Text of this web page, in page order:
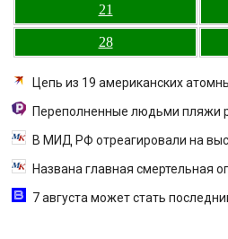
21
28
Цепь из 19 американских
Переполненные людьми пляжи
В МИД РФ отреагировали на
Названа главная смертельная
7 августа может стать